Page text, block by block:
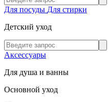
Для посуды Для стирки
Детский уход
Аксессуары
Для душа и ванны
Основной уход